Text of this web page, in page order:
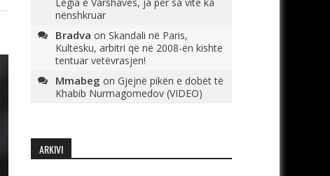
nënshkruar
Bradva on Skandali në Paris,
Kultesku, arbitri që në 2008-ën kishte
tentuar vetëvrasjen!
Mmabeg on Gjejnë pikën e dobët të
Khabib Nurmagomedov (VIDEO)
ARKIVI